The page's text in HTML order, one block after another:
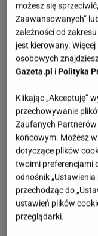
możesz się
Zaawansowanych”
zależności od
jest kierowany.
osobowych
Gazeta.pl i Polityka
Klikając „Akceptuję”
przechowywanie
Zaufanych Partnerów
końcowym. Możesz
dotyczące plików
twoimi preferencjami
odnośnik
przechodząc do
ustawień plików
przeglądarki.